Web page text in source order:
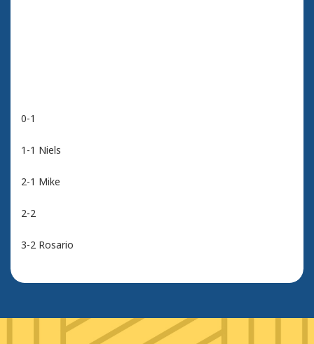
0-1
1-1 Niels
2-1 Mike
2-2
3-2 Rosario